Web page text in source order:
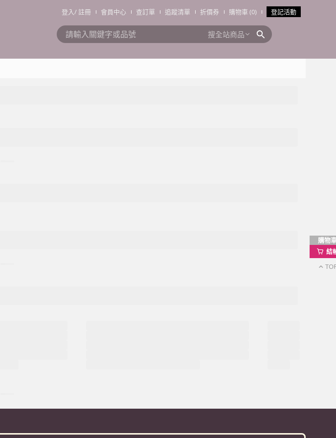
登入/註冊 會員中心 查訂單 追蹤清單 折價券 購物車 (0) 登記活動
搜全站商品
購物
結